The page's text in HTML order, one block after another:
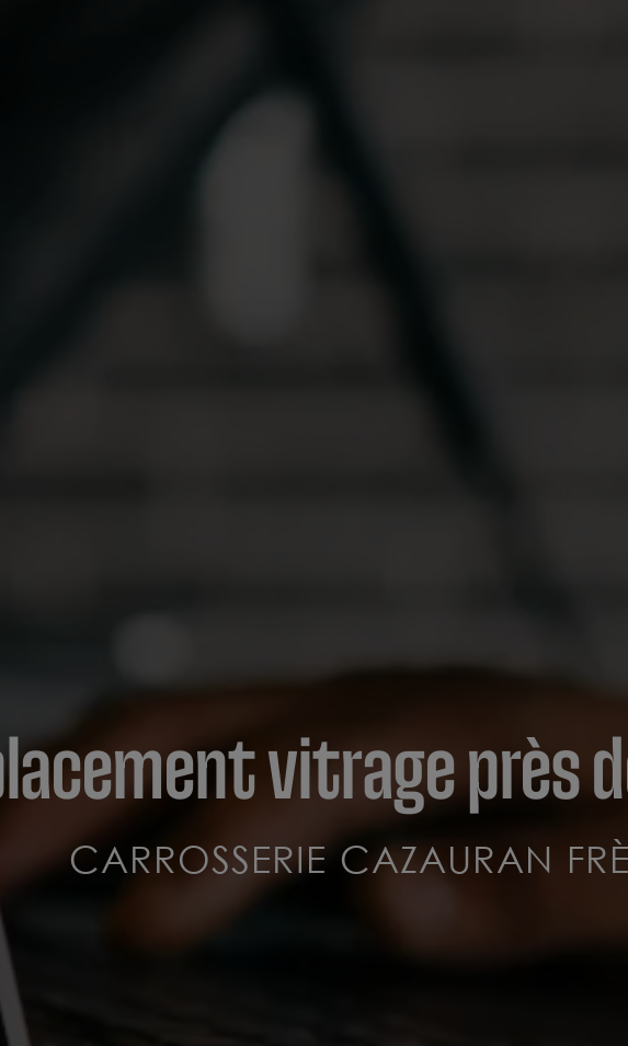
vitrage près
CARROSSERIE CAZAURAN